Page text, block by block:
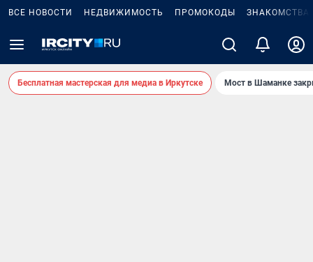
ВСЕ НОВОСТИ НЕДВИЖИМОСТЬ ПРОМОКОДЫ ЗНАКОМСТВА
Бесплатная мастерская для медиа в Иркутске Мост в Шаманке